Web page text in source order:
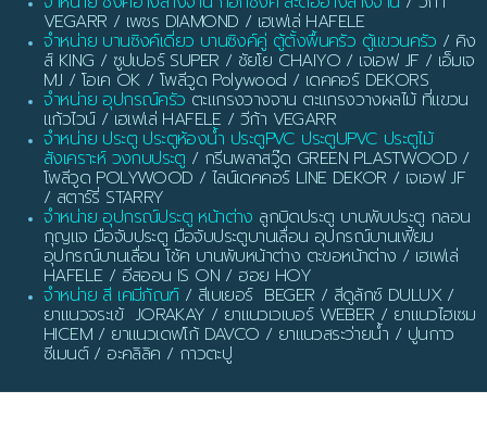
VEGARR / เพชร DIAMOND / เฮเฟเล่ HAFELE
จำหน่าย บานซิงค์เดี่ยว บานซิงค์คู่ ตู้ตั้งพื้นครัว ตู้แขวนครัว / คิง
ส์ KING / ซูปเปอร์ SUPER / ชัยโย CHAIYO / เจเอฟ JF / เอ็มเจ
MJ / โอเค OK / โพลีวูด Polywood / เดคคอร์ DEKORS
จำหน่าย อุปกรณ์ครัว ตะแกรงวางจาน ตะแกรงวางผลไม้ ที่แขวน
แก้วไวน์ / เฮเฟเล่ HAFELE / วีก้า VEGARR
จำหน่าย ประตู ประตูห้องน้ำ ประตูPVC ประตูUPVC ประตูไม้
สังเคราะห์ วงกบประตู / กรีนพลาสวู๊ด GREEN PLASTWOOD /
โพลีวูด POLYWOOD / ไลน์เดคคอร์ LINE DEKOR / เจเอฟ JF
/ สตาร์รี่ STARRY
จำหน่าย อุปกรณ์ประตู หน้าต่าง ลูกบิดประตู บานพับประตู กลอน
กุญแจ มือจับประตู มือจับประตูบานเลื่อน อุปกรณ์บานเฟี้ยม
อุปกรณ์บานเลื่อน โช้ค บานพับหน้าต่าง ตะขอหน้าต่าง / เฮเฟเล่
HAFELE / อีสออน IS ON / ฮอย HOY
จำหน่าย สี เคมีภัณฑ์/ สีเบเยอร์ BEGER / สีดูลักซ์ DULUX /
ยาแนวจระเข้ JORAKAY / ยาแนวเวเบอร์ WEBER / ยาแนวไฮเซม
HICEM / ยาแนวเดฟโก้ DAVCO / ยาแนวสระว่ายน้ำ / ปูนกาว
ซีเมนต์ / อะคลิลิค / กาวตะปู